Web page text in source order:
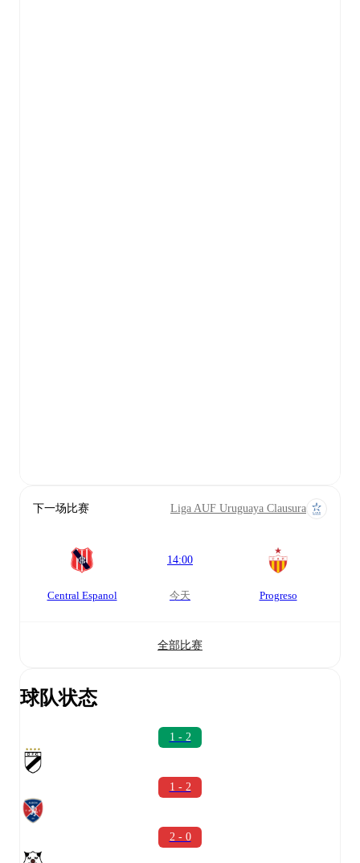
下一场比赛 Liga AUF Uruguaya Clausura
Central Espanol
14:00
今天 Progreso
全部比赛
球队状态
1 - 2
1 - 2
2 - 0